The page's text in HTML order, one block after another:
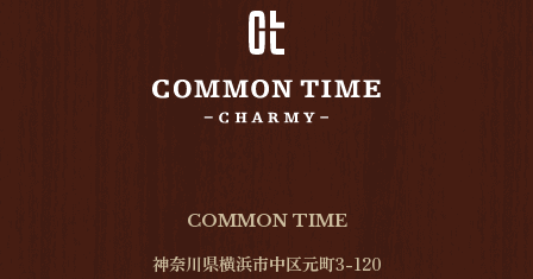
COMMON TIME
神奈川県横浜市中区元町3-120